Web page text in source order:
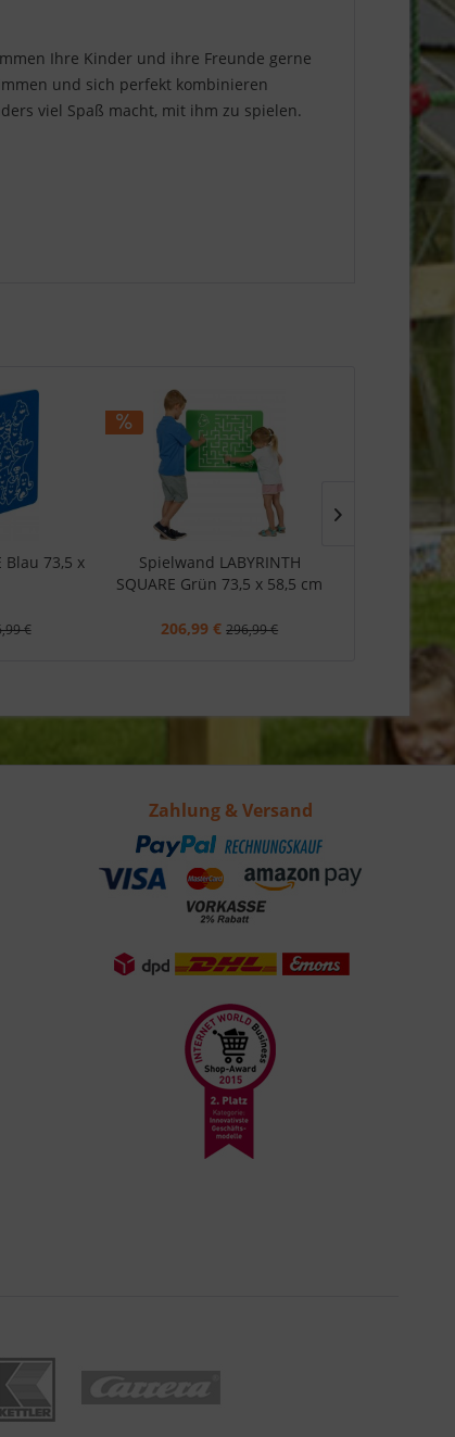
Ihre Kinder und ihre Freunde gerne
und sich perfekt kombinieren
viel Spaß macht, mit ihm zu spielen.
Blau 73,5 x
€
Spielwand LABYRINTH
SQUARE Grün 73,5 x 58,5 cm
206,99 € 296,99 €
Spielwand
Rot
Zahlung & Versand